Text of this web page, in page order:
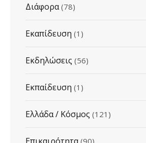
Διάφορα (78)
Εκαπίδευση (1)
Εκδηλώσεις (56)
Εκπαίδευση (1)
Ελλάδα / Κόσμος (121)
(90)